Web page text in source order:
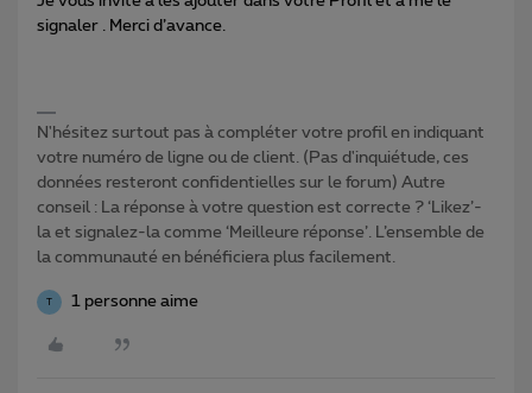
signaler . Merci d’avance.
N'hésitez surtout pas à compléter votre profil en indiquant
votre numéro de ligne ou de client. (Pas d'inquiétude, ces
données resteront confidentielles sur le forum) Autre
conseil : La réponse à votre question est correcte ? ‘Likez’-
la et signalez-la comme ‘Meilleure réponse’. L’ensemble de
la communauté en bénéficiera plus facilement.
T 1 personne aime